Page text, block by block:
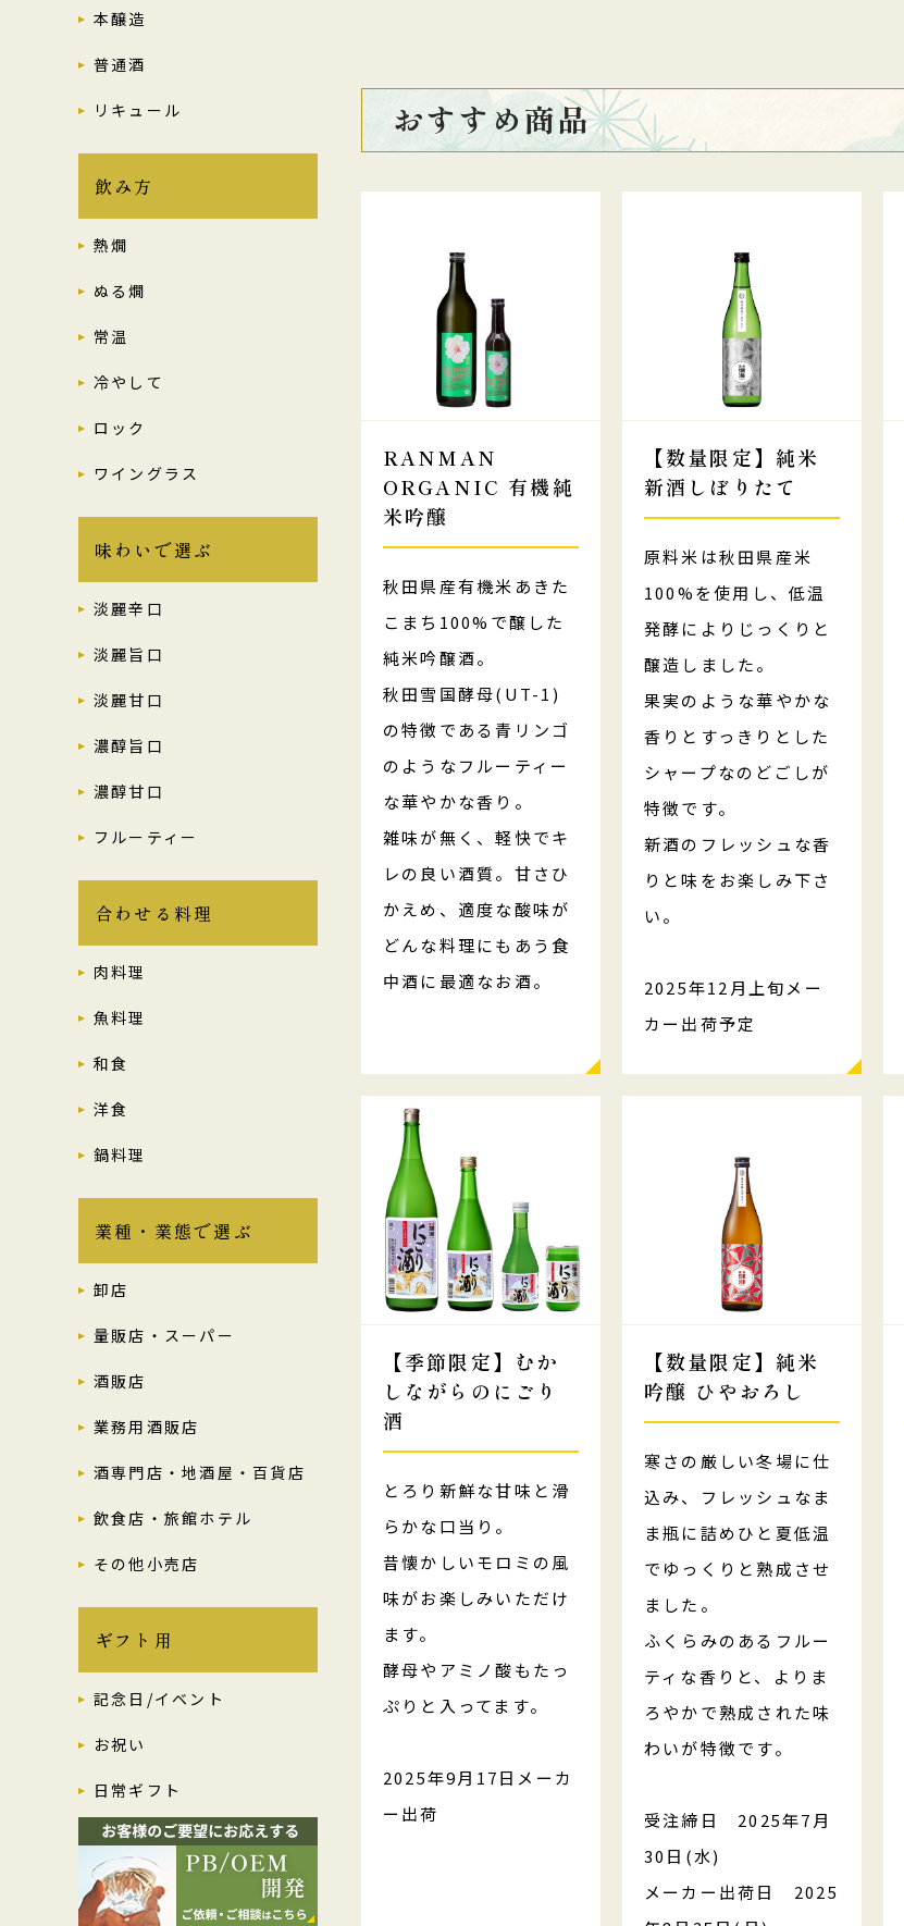
おすすめ商品
RANMAN
ORGANIC 有機純
米吟醸
秋田県産有機米あきた
こまち100%で醸した
純米吟醸酒。
秋田雪国酵母(UT-1)
の特徴である青リンゴ
のようなフルーティー
な華やかな香り。
雑味が無く、軽快でキ
レの良い酒質。甘さひ
かえめ、適度な酸味が
どんな料理にもあう食
中酒に最適なお酒。
【数量限定】純米
新酒しぼりたて
原料米は秋田県産米
100%を使用し、低温
発酵によりじっくりと
醸造しました。
果実のような華やかな
香りとすっきりとした
シャープなのどごしが
特徴です。
新酒のフレッシュな香
りと味をお楽しみ下さ
い。
2025年12月上旬メー
カー出荷予定
【季節限定】むか
しながらのにごり
酒
とろり新鮮な甘味と滑
らかな口当り。
昔懐かしいモロミの風
味がお楽しみいただけ
ます。
酵母やアミノ酸もたっ
ぷりと入ってます。
2025年9月17日メーカ
ー出荷
【数量限定】純米
吟醸 ひやおろし
寒さの厳しい冬場に仕
込み、フレッシュなま
ま瓶に詰めひと夏低温
でゆっくりと熟成させ
ました。
ふくらみのあるフルー
ティな香りと、よりま
ろやかで熟成された味
わいが特徴です。
受注締日 2025年7月
30日(水)
メーカー出荷日 2025
本醸造
普通酒
リキュール
飲み方
熱燗
ぬる燗
常温
冷やして
ロック
ワイングラス
味わいで選ぶ
淡麗辛口
淡麗旨口
淡麗甘口
濃醇旨口
濃醇甘口
フルーティー
合わせる料理
肉料理
魚料理
和食
洋食
鍋料理
業種・業態で選ぶ
卸店
量販店・スーパー
酒販店
業務用酒販店
酒専門店・地酒屋・百貨店
飲食店・旅館ホテル
その他小売店
ギフト用
記念日/イベント
お祝い
日常ギフト